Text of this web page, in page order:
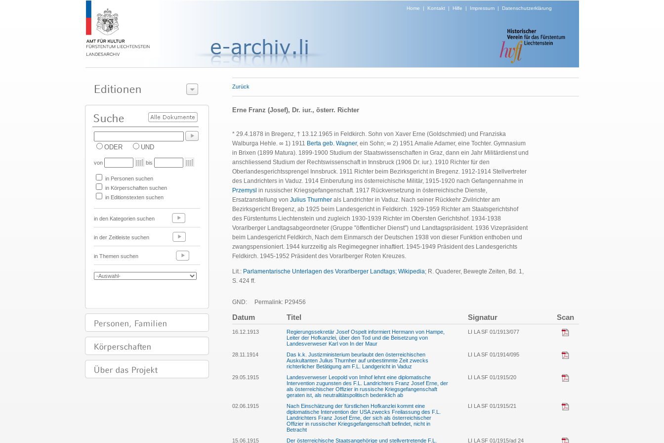
Home | Kontakt| Hilfe | Impressum| Datenschutzerklärung
ODER UND
von bis
in Personen suchen
in Körperschaften suchen
in Editionstexten suchen
in den Kategorien suchen
in der Zeitleiste suchen
in Themen suchen
Zurück
Erne Franz (Josef), Dr. iur., österr. Richter
* 29.4.1878 in Bregenz, † 13.12.1965 in Feldkirch. Sohn von Xaver Erne (Goldschmied) und Franziska
Walburga Hehle. ∞ 1) 1911 Berta geb. Wagner, ein Sohn; ∞ 2) 1951 Amalie Adamer, eine Tochter. Gymnasium
in Brixen (1899 Matura). 1899-1900 Studium der Staatswissenschaften in Graz, dann ein Jahr Militärdienst und
anschliessend Studium der Rechtswissenschaft in Innsbruck (1906 Dr. iur.). 1910 Richter für den
Oberlandesgerichtssprengel Innsbruck. 1911 Richter beim Bezirksgericht in Bregenz. 1912-1914 Stellvertreter
des Landrichters in Vaduz. 1914 Einberufung ins österreichische Militär, 1915-1920 nach Gefangennahme in
Przemysl in russischer Kriegsgefangenschaft. 1917 Rückversetzung in österreichische Dienste,
Ersatzanstellung von Julius Thurnher als Landrichter in Vaduz. Nach seiner Rückkehr Zivilrichter am
Bezirksgericht Bregenz, ab 1925 beim Landesgericht in Feldkirch. 1929-1959 Richter am Staatsgerichtshof
des Fürstentums Liechtenstein und zugleich 1930-1939 Richter im Obersten Gerichtshof. 1934-1938
Vorarlberger Landtagsabgeordneter (Gruppe "öffentlicher Dienst") und Landtagspräsident. 1936 Vizepräsident
beim Landesgericht Feldkirch, Nach dem Einmarsch der Deutschen 1938 von dieser Funktion enthoben und
zwangspensioniert. 1944 kurzzeitig als Regimegegner inhaftiert. 1945-1949 Präsident des Landesgerichts
Feldkirch. 1945-1952 Präsident des Vorarlberger Roten Kreuzes.
Lit.: Parlamentarische Unterlagen des Vorarlberger Landtags; Wikipedia; R. Quaderer, Bewegte Zeiten, Bd. 1,
S. 424 ff.
GND: Permalink: P29456
Datum Titel Signatur Scan
16.12.1913
Regierungssekretär Josef Ospelt informiert Hermann von Hampe,
Leiter der Hofkanzlei, über den Tod und die Beisetzung von
Landesverweser Karl von In der Maur
LI LA SF 01/1913/077
28.11.1914
Das k.k. Justizministerium beurlaubt den österreichischen
Auskultanten Julius Thurnher auf unbestimmte Zeit zwecks
richterlicher Betätigung am F.L. Landgericht in Vaduz
LI LA SF 01/1914/095
29.05.1915
Landesverweser Leopold von Imhof lehnt eine diplomatische
Intervention zugunsten des F.L. Landrichters Franz Josef Erne, der
als österreichischer Offizier in russische Kriegsgefangenschaft
geraten ist, als neutralitätspolitisch bedenklich ab
LI LA SF 01/1915/20
02.06.1915
Nach Einschätzung der fürstlichen Hofkanzlei kommt eine
diplomatische Intervention der USA zwecks Freilassung des F.L.
Landrichters Franz Josef Erne, der sich als österreichischer
Offizier in russischer Kriegsgefangenschaft befindet, nicht in
Betracht
LI LA SF 01/1915/21
15.06.1915 Der österreichische Staatsangehörige und stellvertretende F.L. LI LA SF 01/1915/ad 24